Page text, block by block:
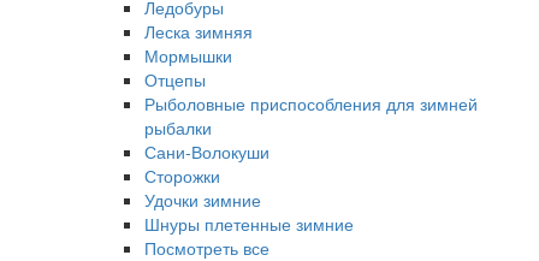
Ледобуры
Леска зимняя
Мормышки
Отцепы
Рыболовные приспособления для зимней
рыбалки
Сани-Волокуши
Сторожки
Удочки зимние
Шнуры плетенные зимние
Посмотреть все